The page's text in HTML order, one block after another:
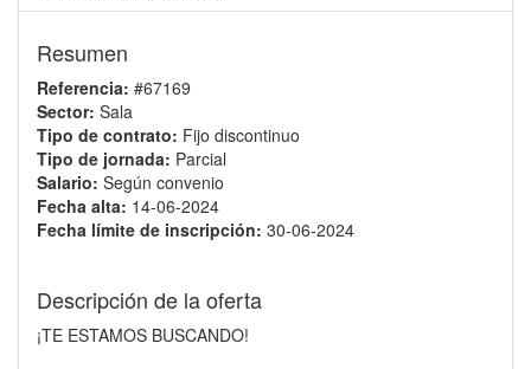
Resumen
Referencia: #67169
Sector: Sala
Tipo de contrato: Fijo discontinuo
Tipo de jornada: Parcial
Salario: Según convenio
Fecha alta: 14-06-2024
Fecha límite de inscripción: 30-06-2024
Descripción de la oferta
¡TE ESTAMOS BUSCANDO!